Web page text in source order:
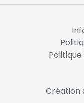
Nos
Nous rejoindre
Création